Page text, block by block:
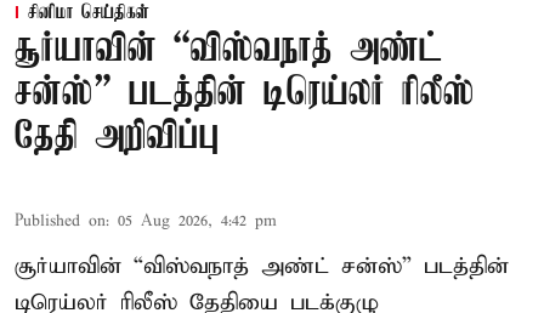
சினிமா செய்திகள்
சூர்யாவின் “விஸ்வநாத் அண்ட்
சன்ஸ்” படத்தின் டிரெய்லர் ரிலீஸ்
தேதி அறிவிப்பு
Published on: 05 Aug 2026, 4:42 pm
சூர்யாவின் “விஸ்வநாத் அண்ட் சன்ஸ்” படத்தின்
டிரெய்லர் ரிலீஸ் தேதியை படக்குழு